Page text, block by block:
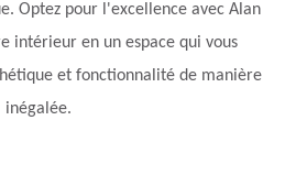
Optez pour l'excellence avec Alan
intérieur en un espace qui vous
et fonctionnalité de manière
inégalée.